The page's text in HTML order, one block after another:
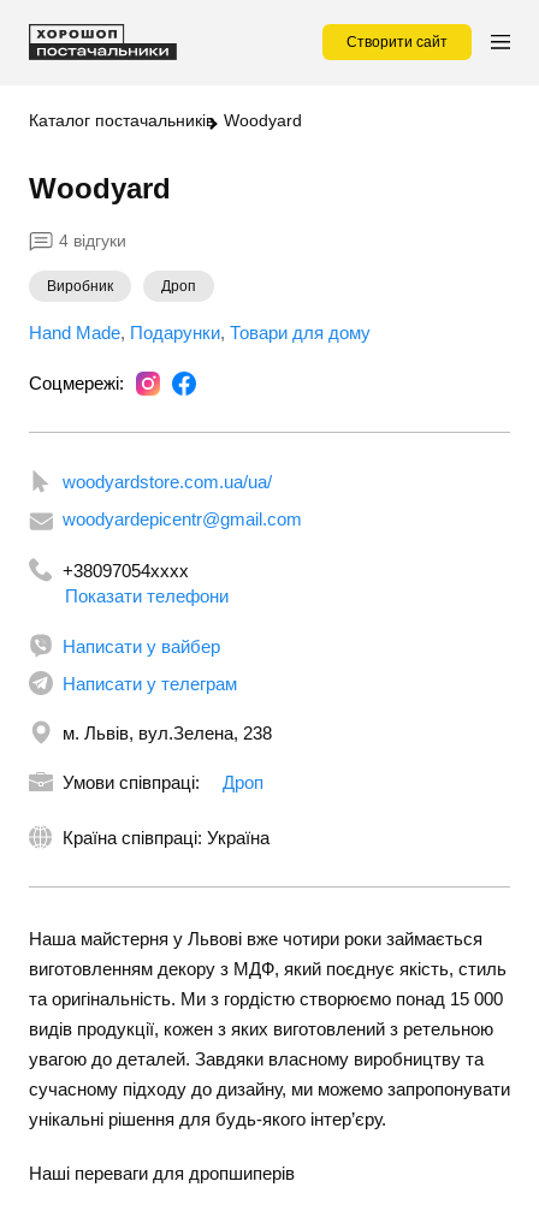
Створити сайт
Каталог постачальників Woodyard
Woodyard
4 відгуки
Виробник Дроп
Hand Made Подарунки Товари для дому
Соцмережі:
woodyardstore.com.ua/ua/
woodyardepicentr@gmail.com
+38097054xxxx
+380730545451
Показати телефони
Написати у вайбер
Написати у телеграм
м. Львів, вул.Зелена, 238
Умови співпраці: Дроп
Країна співпраці: Україна
Наша майстерня у Львові вже чотири роки займається
виготовленням декору з МДФ, який поєднує якість, стиль
та оригінальність. Ми з гордістю створюємо понад 15 000
видів продукції, кожен з яких виготовлений з ретельною
увагою до деталей. Завдяки власному виробництву та
сучасному підходу до дизайну, ми можемо запропонувати
унікальні рішення для будь-якого інтер’єру.
Наші переваги для дропшиперів